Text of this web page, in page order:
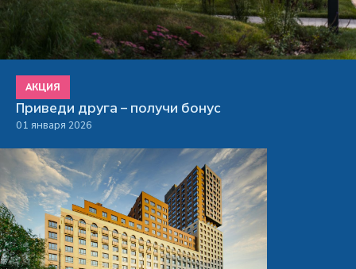
АКЦИЯ
Приведи друга – получи бонус
01 января 2026